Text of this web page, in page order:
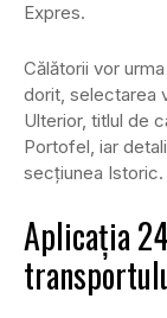
Expres.
Călătorii vor
dorit, selectarea
Ulterior, titlul de
Portofel, iar
secțiunea Istoric.
Aplicația